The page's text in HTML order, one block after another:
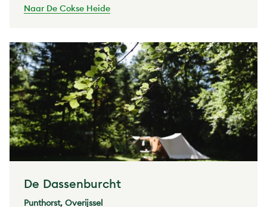
Naar De Cokse Heide
De Dassenburcht
Punthorst, Overijssel